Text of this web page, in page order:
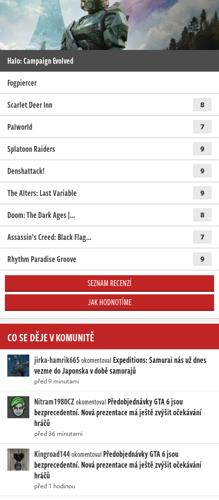
Halo: Campaign Evolved
Fogpiercer
Scarlet Deer Inn
8
Palworld 7
Splatoon Raiders 9
Denshattack! 9
The Alters: Last Variable 9
Doom: The Dark Ages |… 8
Assassin’s Creed: Black Flag… 7
Rhythm Paradise Groove 9
SEZNAM RECENZÍ
JAK HODNOTÍME
CO SE DĚJE V KOMUNITĚ
jirka-hamrik665okomentoval Expeditions: Samurai nás už dnes
vezme do Japonska v době samurajů
před 9 minutami
Nitram1980CZokomentoval Předobjednávky GTA 6 jsou
bezprecedentní. Nová prezentace má ještě zvýšit očekávání
hráčů
před 36 minutami
Kingroad144okomentoval Předobjednávky GTA 6 jsou
bezprecedentní. Nová prezentace má ještě zvýšit očekávání
hráčů
před 1 hodinou